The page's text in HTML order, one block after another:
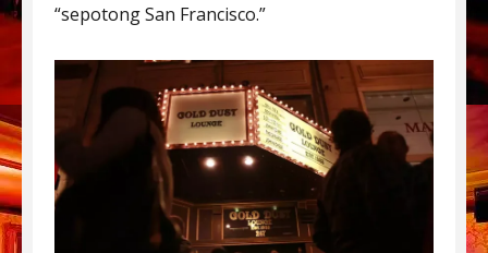
“sepotong San Francisco.”